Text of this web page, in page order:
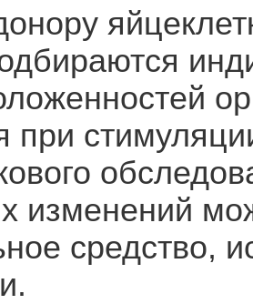
при
изменений
средство,